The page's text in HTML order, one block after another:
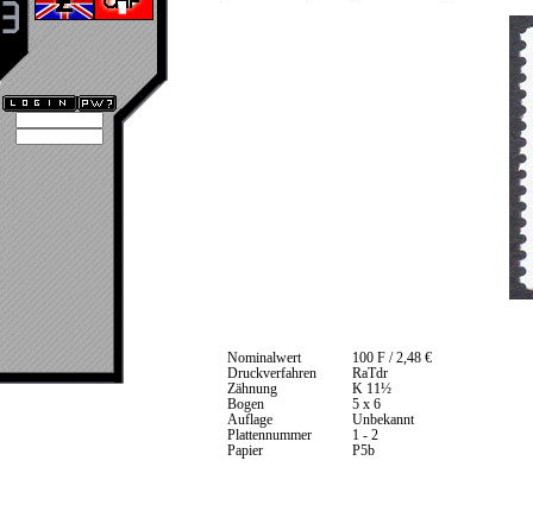
Nominalwert
100 F / 2,48 €
Druckverfahren
RaTdr
Zähnung
K 11½
Bogen
5 x 6
Auflage
Unbekannt
Plattennummer
1 - 2
Papier
P5b